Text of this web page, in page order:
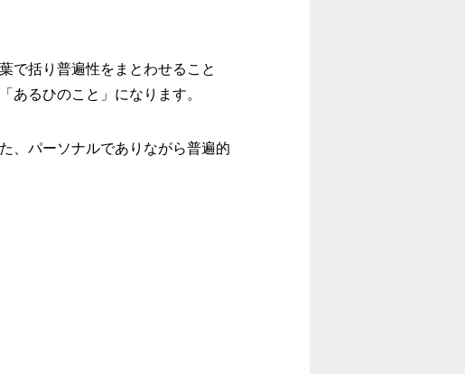
で括り普遍性をまとわせること
るひのこと」になります。
、パーソナルでありながら普遍的